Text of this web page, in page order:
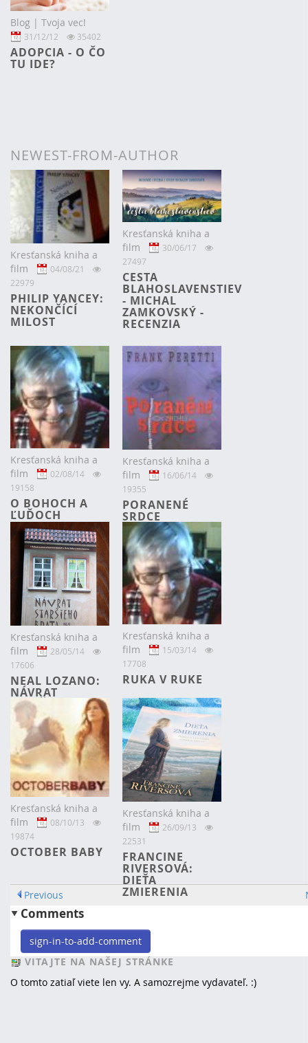
Blog | Tvoja vec!
31/12/12 35402
ADOPCIA - O ČO
TU IDE?
NEWEST-FROM-AUTHOR
Kresťanská kniha a
film
04/08/21
22979
PHILIP YANCEY:
NEKONČÍCÍ
MILOST
Kresťanská kniha a
film
30/06/17
27497
CESTA
BLAHOSLAVENSTIEV
- MICHAL
ZAMKOVSKÝ -
RECENZIA
Kresťanská kniha a
film
02/08/14
19158
O BOHOCH A
ĽUĎOCH
Kresťanská kniha a
film
16/06/14
19355
PORANENÉ
SRDCE
Kresťanská kniha a
film
28/05/14
17606
NEAL LOZANO:
NÁVRAT
STARŠIEHO
BRATA.
Kresťanská kniha a
film
15/03/14
17708
RUKA V RUKE
Kresťanská kniha a
film
08/10/13
19874
OCTOBER BABY
Kresťanská kniha a
film
26/09/13
22531
FRANCINE
RIVERSOVÁ:
DIEŤA
ZMIERENIA
Previous
Comments
sign-in-to-add-comment
VITAJTE NA NAŠEJ STRÁNKE
O tomto zatiaľ viete len vy. A samozrejme vydavateľ. :)